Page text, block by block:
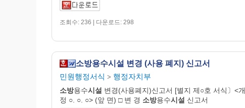
조회수: 236 | 다운로드: 298
소방용수시설 변경 (사용 폐지) 신고서
민원행정서식 > 행정자치부
소방용수시설 변경(사용폐지)신고서 [별지 제○호 서식〕<개
정 ○. ○. ○> (앞 면) □ 변 경 소방용수시설 신고서